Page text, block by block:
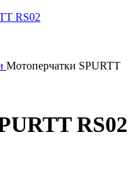
Мотоперчатки SPURTT
RS02